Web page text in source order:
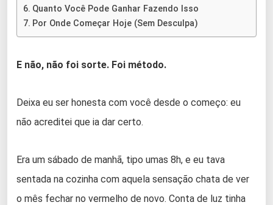
Quanto Você Pode Ganhar Fazendo Isso
Por Onde Começar Hoje (Sem Desculpa)
E não, não foi sorte. Foi método.
Deixa eu ser honesta com você desde o começo: eu
não acreditei que ia dar certo.
Era um sábado de manhã, tipo umas 8h, e eu tava
sentada na cozinha com aquela sensação chata de ver
o mês fechar no vermelho de novo. Conta de luz tinha